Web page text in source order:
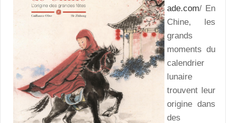
ade.com/ En
Chine, les
grands
moments du
calendrier
lunaire
trouvent leur
origine dans
des